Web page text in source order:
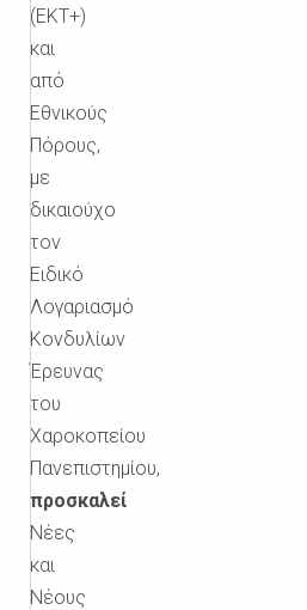
(ΕΚΤ+)
και
από
Εθνικούς
Πόρους,
με
δικαιούχο
τον
Ειδικό
Λογαριασμό
Κονδυλίων
Έρευνας
του
Χαροκοπείου
Πανεπιστημίου,
προσκαλεί
Νέες
και
Νέους